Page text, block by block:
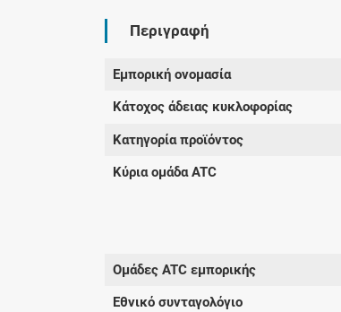
Περιγραφή
Εμπορική ονομασία
Κάτοχος άδειας κυκλοφορίας
Κατηγορία προϊόντος
Κύρια ομάδα ATC
Ομάδες ATC εμπορικής
Εθνικό συνταγολόγιο